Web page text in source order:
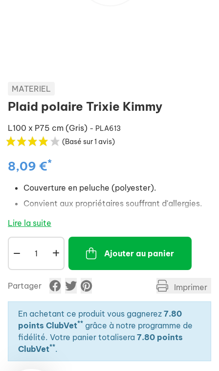
MATERIEL
Plaid polaire Trixie Kimmy
L100 x P75 cm (Gris) - PLA613
(Basé sur 1 avis)
8,09 €*
Couverture en peluche (polyester).
Convient aux propriétaires souffrant d'allergies.
Lire la suite
Ajouter au panier
Partager Imprimer
En achetant ce produit vous gagnerez 7.80
points ClubVet** grâce à notre programme de
fidélité. Votre panier totalisera 7.80 points
ClubVet**.